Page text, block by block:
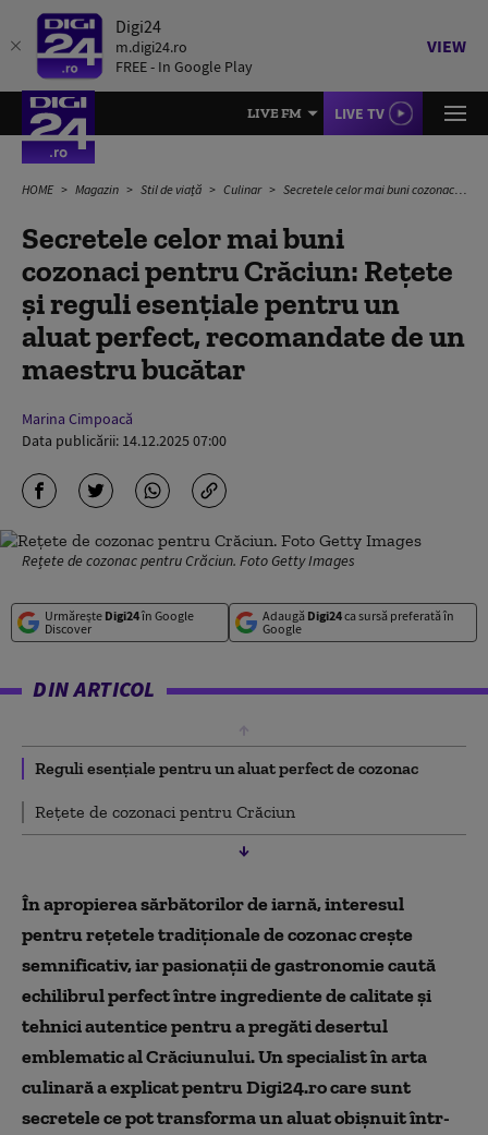
Digi24
m.digi24.ro
FREE - In Google Play
VIEW
LIVE FM LIVE TV
HOME Magazin Stil de viață Culinar Secretele celor mai buni cozonaci pentru Crăciun: Rețete și reguli esențiale pentru un aluat perfect, recomandate de un maestru bucătar
Secretele celor mai buni
cozonaci pentru Crăciun: Rețete
și reguli esențiale pentru un
aluat perfect, recomandate de un
maestru bucătar
Marina Cimpoacă
Data publicării: 14.12.2025 07:00
Rețete de cozonac pentru Crăciun. Foto Getty Images
Urmărește Digi24în Google
Discover
Adaugă Digi24ca sursă preferată în
Google
DIN ARTICOL
Reguli esențiale pentru un aluat perfect de cozonac
Rețete de cozonaci pentru Crăciun
În apropierea sărbătorilor de iarnă, interesul
pentru rețetele tradiționale de cozonac crește
semnificativ, iar pasionații de gastronomie caută
echilibrul perfect între ingrediente de calitate și
tehnici autentice pentru a pregăti desertul
emblematic al Crăciunului. Un specialist în arta
culinară a explicat pentru Digi24.ro care sunt
secretele ce pot transforma un aluat obișnuit într-